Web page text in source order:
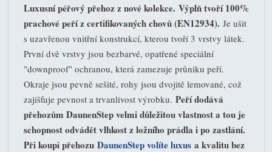
Luxusní péřový přehoz z nové kolekce. Výplň tvoří 100%
prachové peří z certifikovaných chovů (EN12934). Je ušit
s uzavřenou vnitřní konstrukcí, kterou tvoří 3 vrstvy látek.
První dvě vrstvy jsou bezbarvé, opatřené speciální
"downproof" ochranou, která zamezuje průniku peří.
Okraje jsou pevně sešité, rohy jsou dvojitě lemované, což
zajišťuje pevnost a trvanlivost výrobku. Peří dodává
přehozům DaunenStep velmi důležitou vlastnost a tou je
schopnost odvádět vlhkost z ložního prádla i po zastlání.
Při koupi přehozu DaunenStep volíte luxus a kvalitu bez